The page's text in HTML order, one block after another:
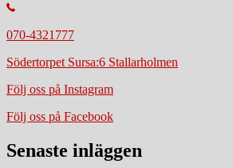
070-4321777
Södertorpet Sursa:6 Stallarholmen
Följ oss på Instagram
Följ oss på Facebook
Senaste inläggen